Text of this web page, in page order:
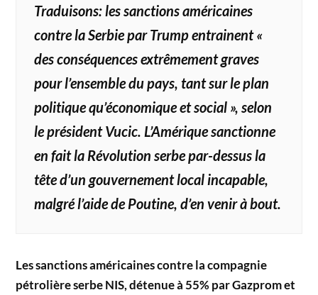
Traduisons: les sanctions américaines
contre la Serbie par Trump entrainent «
des conséquences extrêmement graves
pour l’ensemble du pays, tant sur le plan
politique qu’économique et social », selon
le président Vucic. L’Amérique sanctionne
en fait la Révolution serbe par-dessus la
tête d’un gouvernement local incapable,
malgré l’aide de Poutine, d’en venir à bout.
Les sanctions américaines contre la compagnie
pétrolière serbe NIS, détenue à 55% par Gazprom et